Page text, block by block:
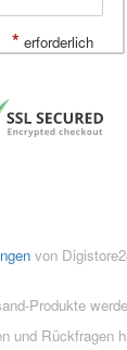
* erforderlich
von
Produkte
Rückfragen